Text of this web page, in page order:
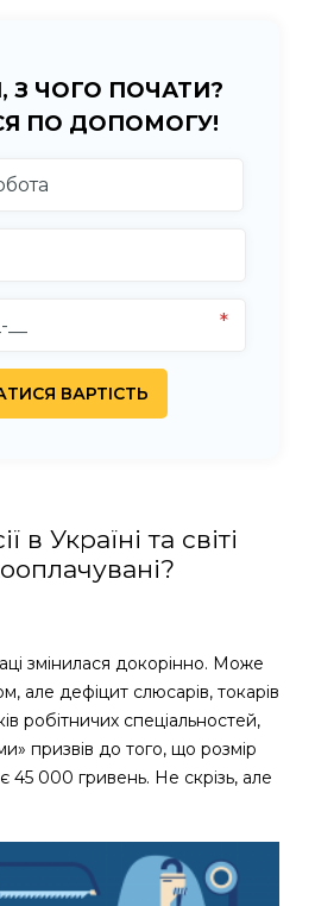
З ЧОГО ПОЧАТИ?
ПО ДОПОМОГУ!
в Україні та світі
змінилася докорінно. Може
але дефіцит слюсарів, токарів
робітничих спеціальностей,
призвів до того, що розмір
45 000 гривень. Не скрізь, але